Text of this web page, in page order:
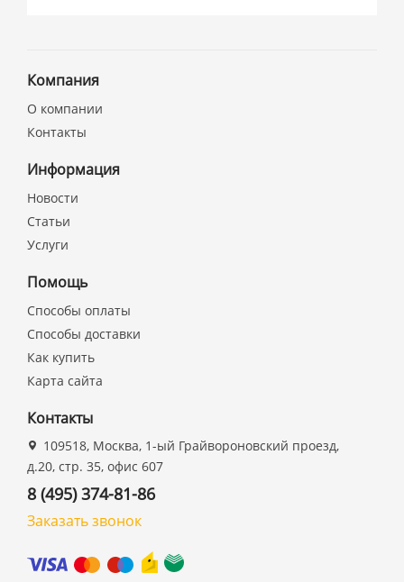
Компания
О компании
Контакты
Информация
Новости
Статьи
Услуги
Помощь
Способы оплаты
Способы доставки
Как купить
Карта сайта
Контакты
109518, Москва, 1-ый Грайвороновский проезд,
д.20, стр. 35, офис 607
8 (495) 374-81-86
Заказать звонок